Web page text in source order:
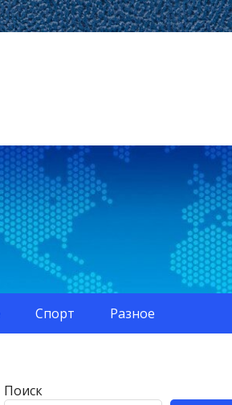
Спорт Разное
Поиск